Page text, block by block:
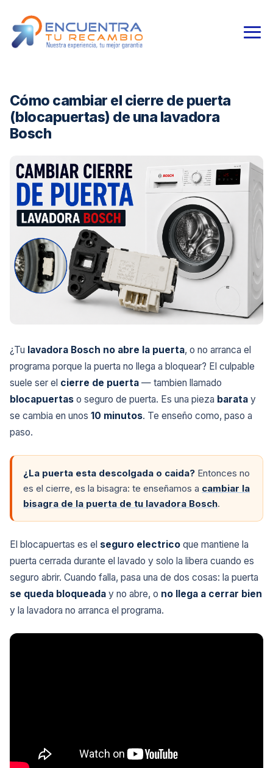
Cómo cambiar el cierre de puerta
(blocapuertas) de una lavadora
Bosch
¿Tu lavadora Bosch no abre la puerta, o no arranca el
programa porque la puerta no llega a bloquear? El culpable
suele ser el cierre de puerta — tambien llamado
blocapuertas o seguro de puerta. Es una pieza barata y
se cambia en unos 10 minutos. Te enseño como, paso a
paso.
¿La puerta esta descolgada o caida? Entonces no
es el cierre, es la bisagra: te enseñamos a cambiar la
bisagra de la puerta de tu lavadora Bosch.
El blocapuertas es el seguro electrico que mantiene la
puerta cerrada durante el lavado y solo la libera cuando es
seguro abrir. Cuando falla, pasa una de dos cosas: la puerta
se queda bloqueada y no abre, o no llega a cerrar bien
y la lavadora no arranca el programa.